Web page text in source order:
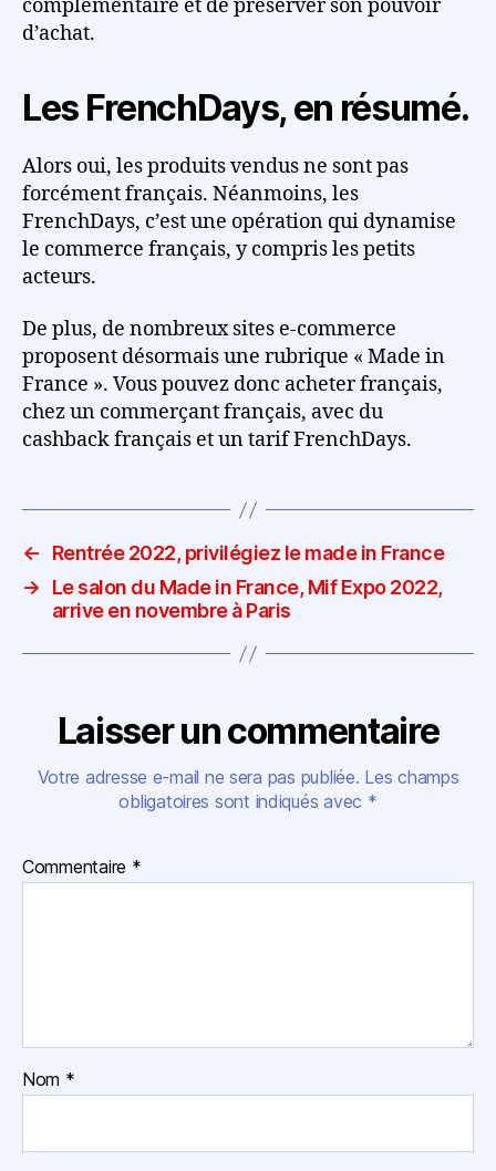
complémentaire et de préserver son pouvoir
d’achat.
Les FrenchDays, en résumé.
Alors oui, les produits vendus ne sont pas
forcément français. Néanmoins, les
FrenchDays, c’est une opération qui dynamise
le commerce français, y compris les petits
acteurs.
De plus, de nombreux sites e-commerce
proposent désormais une rubrique « Made in
France ». Vous pouvez donc acheter français,
chez un commerçant français, avec du
cashback français et un tarif FrenchDays.
←
Rentrée 2022, privilégiez le made in France
→
Le salon du Made in France, Mif Expo 2022,
arrive en novembre à Paris
Laisser un commentaire
Votre adresse e-mail ne sera pas publiée. Les champs
obligatoires sont indiqués avec *
Commentaire *
Nom *